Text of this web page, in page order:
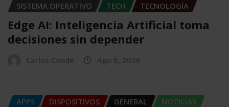
SISTEMA OPERATIVO
TECH TECNOLOGÍA
Edge AI: Inteligencia Artificial toma
decisiones sin depender
Carlos Conde Ago 6, 2026
APPS DISPOSITIVOS GENERAL
NOTICIAS